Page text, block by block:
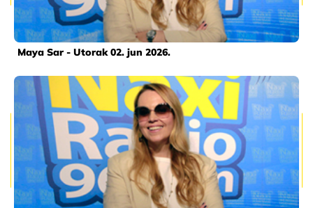
Maya Sar - Utorak 02. jun 2026.